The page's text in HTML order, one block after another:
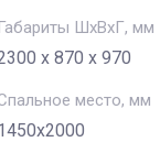
ШхВхГ, мм
х 870 х 970
место, мм